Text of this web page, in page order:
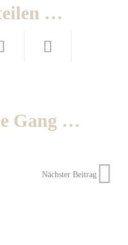
…
Gang …
Nächster Beitrag